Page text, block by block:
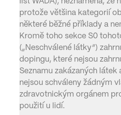
protože většina kategorií
některé běžné příklady a
Kromě toho sekce S0
(„Neschválené látky“)
dopingu, které nejsou
Seznamu zakázaných látek
nejsou schváleny žádným
zdravotnickým orgánem
použití u lidí.